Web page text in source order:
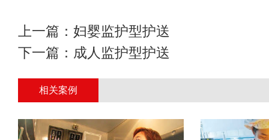
上一篇： 妇婴监护型护送
下一篇： 成人监护型护送
相关案例